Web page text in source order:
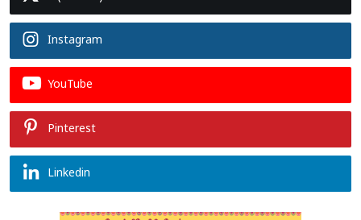
Instagram
YouTube
Pinterest
Linkedin